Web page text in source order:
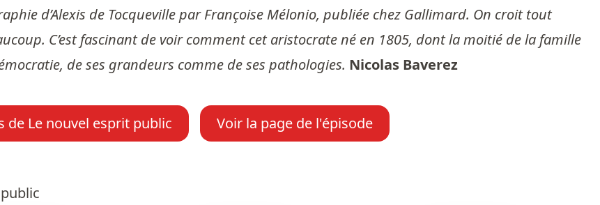
d’Alexis de Tocqueville par Françoise Mélonio, publiée chez Gallimard. On croit tout
C’est fascinant de voir comment cet aristocrate né en 1805, dont la moitié de la famille
de ses grandeurs comme de ses pathologies. Nicolas Baverez
de Le nouvel esprit public Voir la page de l'épisode